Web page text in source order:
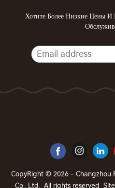
Хотите Более Низкие Цены И
CopyRight © 2026 - Changzhou
Co., Ltd. All rights reserved